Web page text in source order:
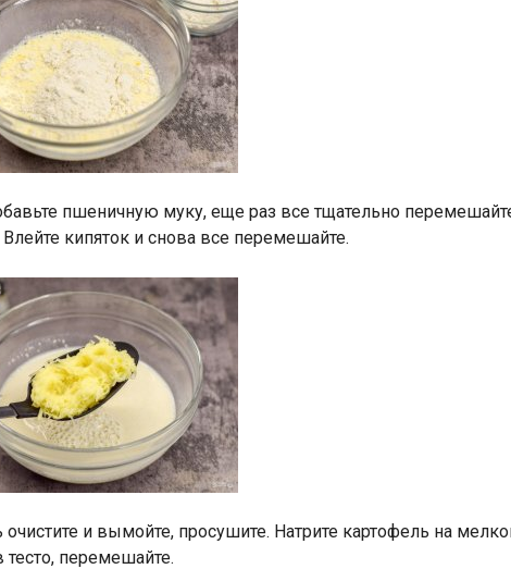
пшеничную муку, еще раз все тщательно
кипяток и снова все перемешайте.
очистите и вымойте, просушите. Натрите картофель на
тесто, перемешайте.